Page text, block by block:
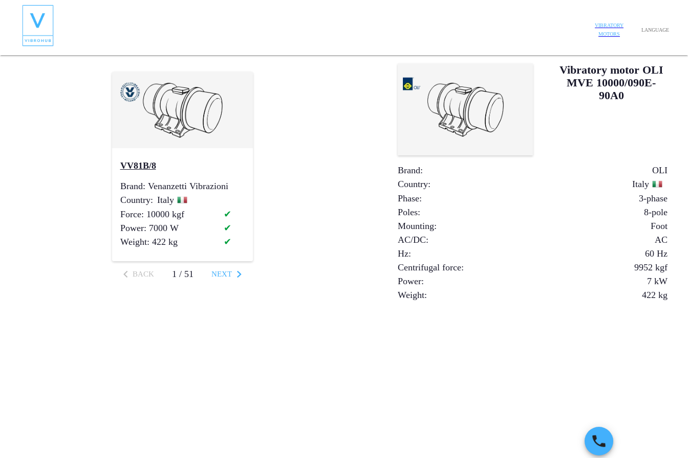
VIBRATORY
MOTORS
LANGUAGE
Vibratory motor OLI
MVE 10000/090E-
90A0
Brand:
OLI
Country:
Italy
Phase:
3-phase
Poles:
8-pole
Mounting:
Foot
AC/DC:
AC
Hz:
60 Hz
Centrifugal force: 9952 kgf
Power: 7 kW
Weight: 422 kg
VV81B/8
Brand: Venanzetti Vibrazioni
Country: Italy
Force: 10000 kgf
✔
Power: 7000 W
✔
Weight: 422 kg ✔
BACK 1 / 51 NEXT